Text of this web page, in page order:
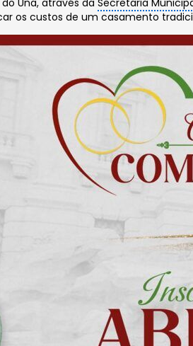
Una, através daSecretaria
os custos de um casamento